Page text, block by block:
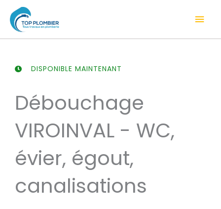
contenu
DISPONIBLE MAINTENANT
Débouchage
VIROINVAL - WC,
évier, égout,
canalisations